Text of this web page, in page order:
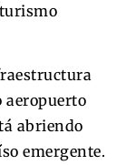
abriendo
emergente.